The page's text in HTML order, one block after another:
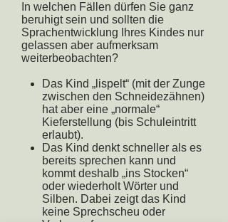
In welchen Fällen dürfen Sie ganz
beruhigt sein und sollten die
Sprachentwicklung Ihres Kindes nur
gelassen aber aufmerksam
weiterbeobachten?
Das Kind „lispelt“ (mit der Zunge
zwischen den Schneidezähnen)
hat aber eine „normale“
Kieferstellung (bis Schuleintritt
erlaubt).
Das Kind denkt schneller als es
bereits sprechen kann und
kommt deshalb „ins Stocken“
oder wiederholt Wörter und
Silben. Dabei zeigt das Kind
keine Sprechscheu oder